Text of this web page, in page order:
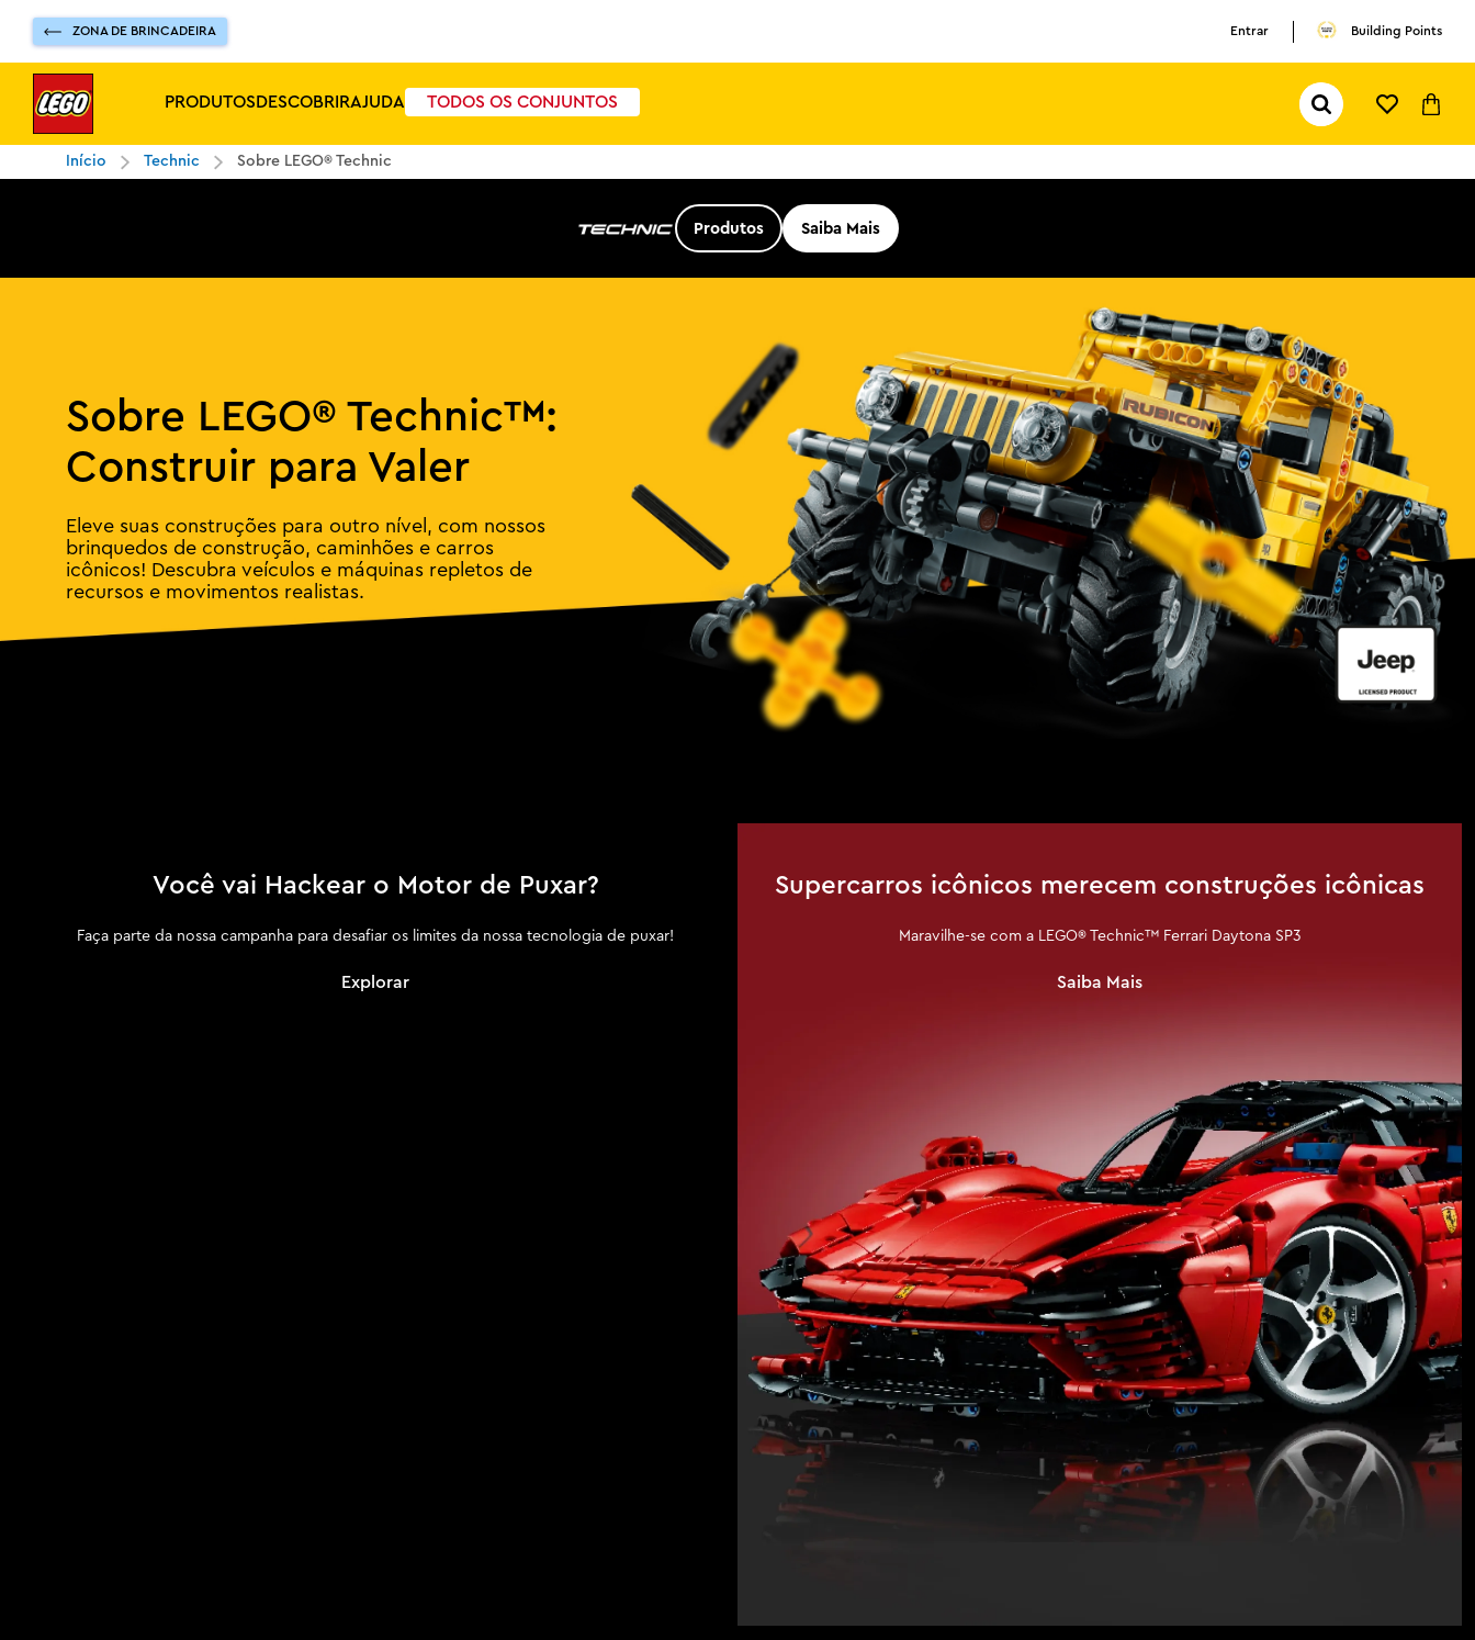
ZONA DE BRINCADEIRA Entrar Building Points
PRODUTOSDESCOBRIRAJUDA TODOS OS CONJUNTOS
Pesquisar...
Início Technic Sobre LEGO® Technic
Produtos Saiba Mais
Sobre LEGO® Technic™:
Construir para Valer
Eleve suas construções para outro nível, com nossos
brinquedos de construção, caminhões e carros
icônicos! Descubra veículos e máquinas repletos de
recursos e movimentos realistas.
Você vai Hackear o Motor de Puxar?
Faça parte da nossa campanha para desafiar os limites da nossa tecnologia de puxar!
Explorar
Supercarros icônicos merecem construções icônicas
Maravilhe-se com a LEGO® Technic™ Ferrari Daytona SP3
Saiba Mais
TERMOS MAIS BUSCADOS
1º
olivia rodrigo